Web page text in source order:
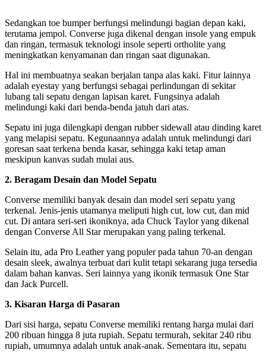
Sedangkan toe bumper berfungsi melindungi bagian depan kaki,
terutama jempol. Converse juga dikenal dengan insole yang empuk
dan ringan, termasuk teknologi insole seperti ortholite yang
meningkatkan kenyamanan dan ringan saat digunakan.
Hal ini membuatnya seakan berjalan tanpa alas kaki. Fitur lainnya
adalah eyestay yang berfungsi sebagai perlindungan di sekitar
lubang tali sepatu dengan lapisan karet. Fungsinya adalah
melindungi kaki dari benda-benda jatuh dari atas.
Sepatu ini juga dilengkapi dengan rubber sidewall atau dinding karet
yang melapisi sepatu. Kegunaannya adalah untuk melindungi dari
goresan saat terkena benda kasar, sehingga kaki tetap aman
meskipun kanvas sudah mulai aus.
2. Beragam Desain dan Model Sepatu
Converse memiliki banyak desain dan model seri sepatu yang
terkenal. Jenis-jenis utamanya meliputi high cut, low cut, dan mid
cut. Di antara seri-seri ikoniknya, ada Chuck Taylor yang dikenal
dengan Converse All Star merupakan yang paling terkenal.
Selain itu, ada Pro Leather yang populer pada tahun 70-an dengan
desain sleek, awalnya terbuat dari kulit tetapi sekarang juga tersedia
dalam bahan kanvas. Seri lainnya yang ikonik termasuk One Star
dan Jack Purcell.
3. Kisaran Harga di Pasaran
Dari sisi harga, sepatu Converse memiliki rentang harga mulai dari
200 ribuan hingga 8 juta rupiah. Sepatu termurah, sekitar 240 ribu
rupiah, umumnya adalah untuk anak-anak. Sementara itu, sepatu